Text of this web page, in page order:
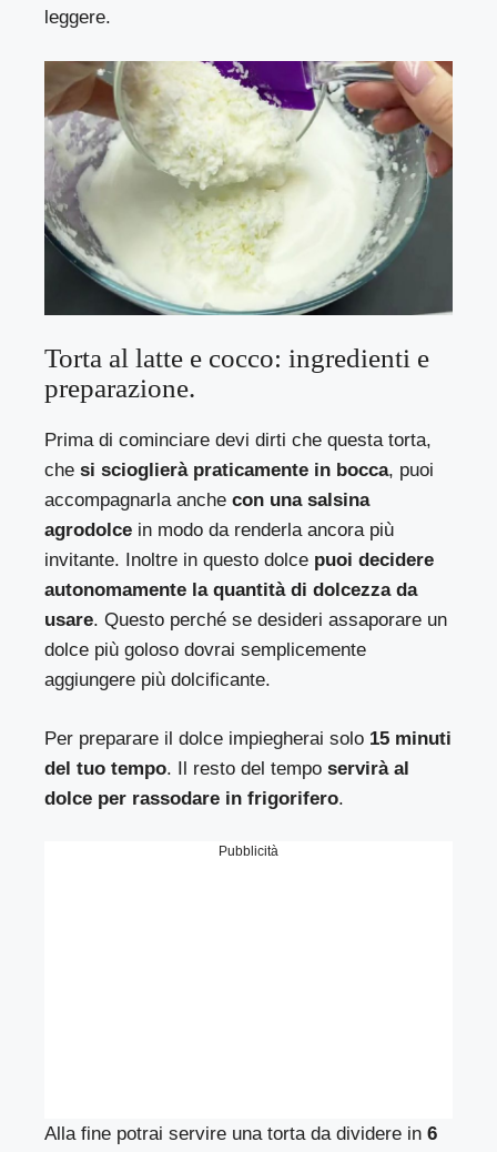
leggere.
Torta al latte e cocco: ingredienti e
preparazione.
Prima di cominciare devi dirti che questa torta,
che si scioglierà praticamente in bocca, puoi
accompagnarla anchecon una salsina
agrodolce in modo da renderla ancora più
invitante. Inoltre in questo dolce puoi decidere
autonomamente la quantità di dolcezza da
usare. Questo perché se desideri assaporare un
dolce più goloso dovrai semplicemente
aggiungere più dolcificante.
Per preparare il dolce impiegherai solo 15 minuti
del tuo tempo. Il resto del tempo servirà al
dolce per rassodare in frigorifero.
Pubblicità
Alla fine potrai servire una torta da dividere in6